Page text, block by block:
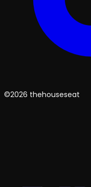
©2026 thehouseseat